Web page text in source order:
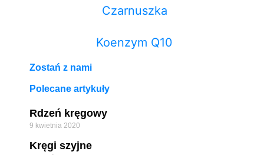
Czarnuszka
Koenzym Q10
Zostań z nami
Polecane artykuły
Rdzeń kręgowy
9 kwietnia 2020
Kręgi szyjne